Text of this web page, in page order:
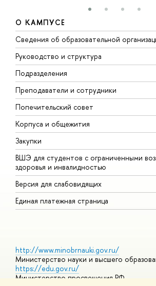
О КАМПУСЕ
Сведения об образовательной
Руководство и структура
Подразделения
Преподаватели и сотрудники
Попечительский совет
Корпуса и общежития
Закупки
ВШЭ для студентов с ограниченными
здоровья и инвалидностью
Версия для слабовидящих
Единая платежная страница
http://www.minobrnauki.gov.ru/
Министерство науки и высшего
https://edu.gov.ru/
Министерство просвещения РФ